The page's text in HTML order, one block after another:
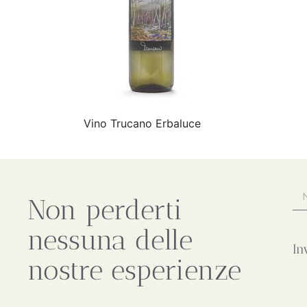
Vino Trucano Erbaluce
Non perderti
nessuna delle
nostre esperienze